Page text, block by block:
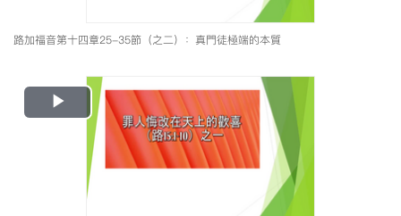
路加福音第十四章25-35節（之二）：真門徒極端的本質
Play
Video